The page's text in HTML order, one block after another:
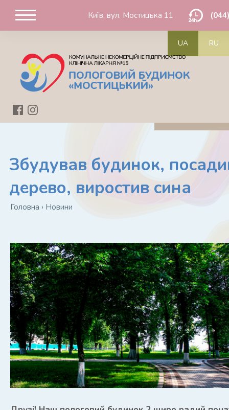
Київ, вул. Мостицька 11
UA RU
Збудував будинок,
дерево, виростив сина
Головна › Новини